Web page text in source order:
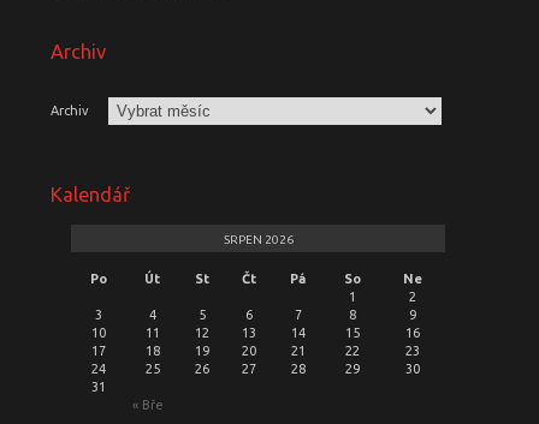
Archiv
Archiv
Kalendář
SRPEN 2026
Po Út St Čt Pá So Ne
« Bře
1
2
3
4 5 6 7 8
9
10
11 12 13 14 15
16
17
18 19 20 21 22
23
24
25 26 27 28 29
30
31